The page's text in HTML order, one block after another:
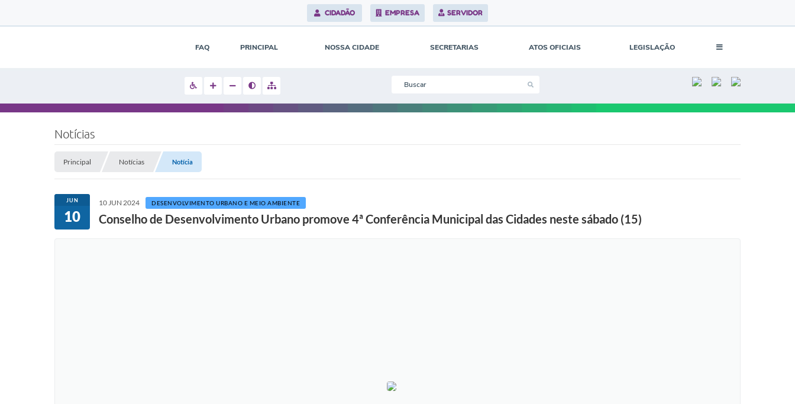
CIDADÃO EMPRESA SERVIDOR
FAQ PRINCIPAL NOSSA CIDADE SECRETARIAS ATOS OFICIAIS LEGISLAÇÃO
Notícias
Principal Notícias Notícia
JUN
10
10 JUN 2024 DESENVOLVIMENTO URBANO E MEIO AMBIENTE
Conselho de Desenvolvimento Urbano promove 4ª Conferência Municipal das Cidades neste sábado (15)